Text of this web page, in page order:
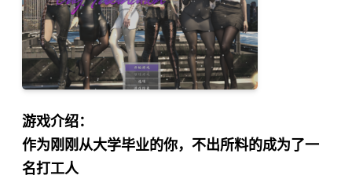
游戏介绍：
作为刚刚从大学毕业的你，不出所料的成为了一
名打工人